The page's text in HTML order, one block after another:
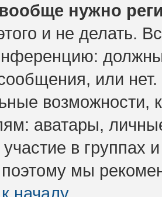
нужно
и не делать.
или
возможности,
аватары,
в группах
мы